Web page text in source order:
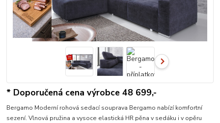
* Doporučená cena výrobce 48 699,-
Bergamo Moderní rohová sedací souprava Bergamo nabízí komfortní
sezení. Vlnová pružina a vysoce elastická HR pěna v sedáku i v opěru